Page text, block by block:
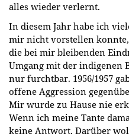
alles wieder verlernt.
In diesem Jahr habe ich
mir nicht vorstellen
die bei mir bleibenden
Umgang mit der indigenen
nur furchtbar. 1956/1957
offene Aggression
Mir wurde zu Hause nie
Wenn ich meine Tante
keine Antwort. Darüber